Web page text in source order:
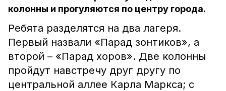
колонны и прогуляются по центру города.
Ребята разделятся на два лагеря.
Первый назвали «Парад зонтиков», а
второй – «Парад хоров». Две колонны
пройдут навстречу друг другу по
центральной аллее Карла Маркса; с